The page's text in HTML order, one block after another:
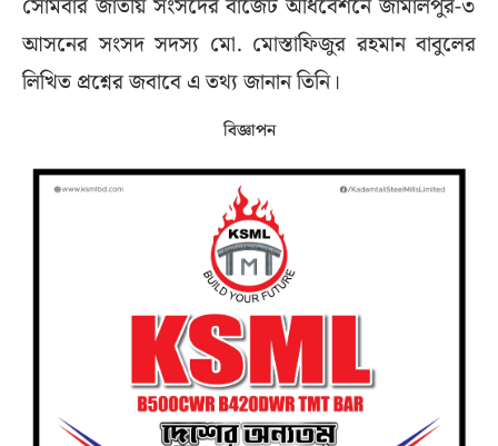
সোমবার জাতীয় সংসদের বাজেট অধিবেশনে জামালপুর-৩
আসনের সংসদ সদস্য মো. মোস্তাফিজুর রহমান বাবুলের
লিখিত প্রশ্নের জবাবে এ তথ্য জানান তিনি।
বিজ্ঞাপন